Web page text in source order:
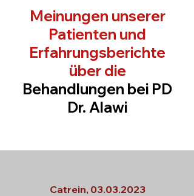
Meinungen unserer
Patienten und
Erfahrungsberichte
über die
Behandlungen bei PD
Dr. Alawi
Catrein, 03.03.2023